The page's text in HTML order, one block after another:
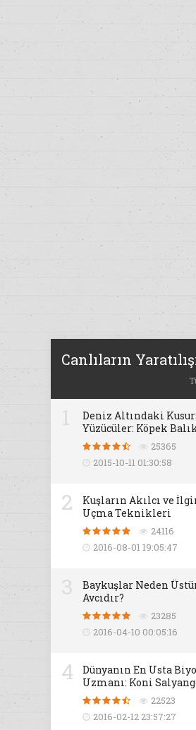
Canlıların
Deniz Altındaki
Yüzücüler: Köpek
25365
2015-10-11 01:30:58
2
Kuşların Akılcı ve
Uçma Teknikleri
24116
2016-08-01 19:05:47
Baykuşlar Neden
Avcıdır?
23285
2016-04-10 00:05:16
4
Dünyanın En Usta
Uzmanı: Koni
22523
2016-02-12 23:57:27